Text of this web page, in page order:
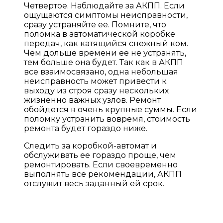
Четвертое. Наблюдайте за АКПП. Если
ощущаются симптомы неисправности,
сразу устраняйте ее. Помните, что
поломка в автоматической коробке
передач, как катящийся снежный ком.
Чем дольше времени ее не устранять,
тем больше она будет. Так как в АКПП
все взаимосвязано, одна небольшая
неисправность может привести к
выходу из строя сразу нескольких
жизненно важных узлов. Ремонт
обойдется в очень крупные суммы. Если
поломку устранить вовремя, стоимость
ремонта будет гораздо ниже.
Следить за коробкой-автомат и
обслуживать ее гораздо проще, чем
ремонтировать. Если своевременно
выполнять все рекомендации, АКПП
отслужит весь заданный ей срок.